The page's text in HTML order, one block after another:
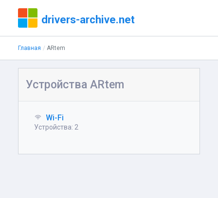
drivers-archive.net
Главная ARtem
Устройства ARtem
Wi-Fi
Устройства: 2